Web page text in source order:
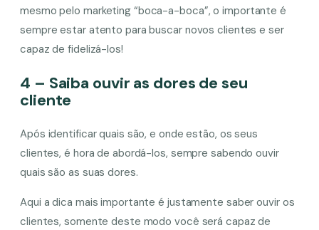
mesmo pelo marketing “boca-a-boca”, o importante é
sempre estar atento para buscar novos clientes e ser
capaz de fidelizá-los!
4 – Saiba ouvir as dores de seu
cliente
Após identificar quais são, e onde estão, os seus
clientes, é hora de abordá-los, sempre sabendo ouvir
quais são as suas dores.
Aqui a dica mais importante é justamente saber ouvir os
clientes, somente deste modo você será capaz de